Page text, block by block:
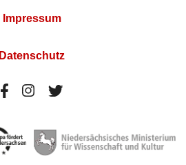
Impressum
Datenschutz